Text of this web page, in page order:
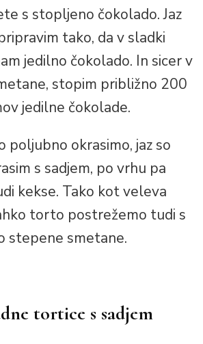
s stopljeno čokolado. Jaz
tako, da v sladki
jedilno čokolado. In sicer v
stopim približno 200
jedilne čokolade.
poljubno okrasimo, jaz so
s sadjem, po vrhu pa
kekse. Tako kot veleva
torto postrežemo tudi s
stepene smetane.
tortice s sadjem